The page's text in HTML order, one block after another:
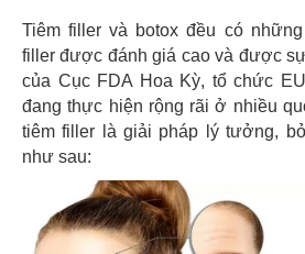
Tiêm filler và botox đều có
filler được đánh giá cao và được
của Cục FDA Hoa Kỳ, tổ chức
đang thực hiện rộng rãi ở nhiều
tiêm filler là giải pháp lý tưởng,
như sau: